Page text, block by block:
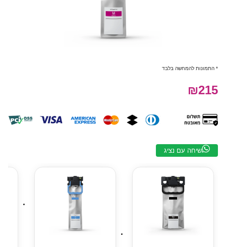
* התמונות להמחשה בלבד
₪215
שיחה עם נציג